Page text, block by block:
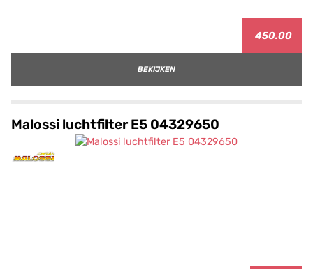
450.00
BEKIJKEN
Malossi luchtfilter E5 04329650